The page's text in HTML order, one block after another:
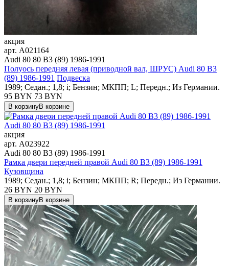
акция
арт. A021164
Audi 80 80 B3 (89) 1986-1991
Полуось передняя левая (приводной вал, ШРУС) Audi 80 B3
(89) 1986-1991 Подвеска
1989; Седан.; 1,8; i; Бензин; МКПП; L; Передн.; Из Германии.
95 BYN 73 BYN
В корзинуВ корзине
акция
арт. A023922
Audi 80 80 B3 (89) 1986-1991
Рамка двери передней правой Audi 80 B3 (89) 1986-1991
Кузовщина
1989; Седан.; 1,8; i; Бензин; МКПП; R; Передн.; Из Германии.
26 BYN 20 BYN
В корзинуВ корзине